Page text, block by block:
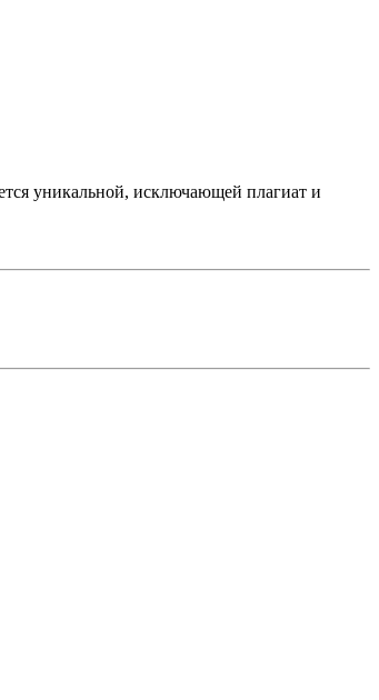
уникальной, исключающей плагиат и